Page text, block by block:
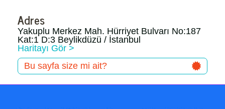
Adres
Yakuplu Merkez Mah. Hürriyet Bulvarı No:187
Kat:1 D:3 Beylikdüzü / İstanbul
Haritayı Gör >
Bu sayfa size mi ait?